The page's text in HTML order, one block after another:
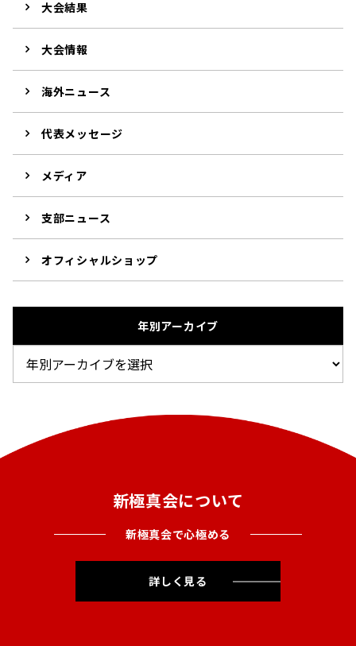
大会結果
大会情報
海外ニュース
代表メッセージ
メディア
支部ニュース
オフィシャルショップ
年別アーカイブ
新極真会について
新極真会で心極める
詳しく見る